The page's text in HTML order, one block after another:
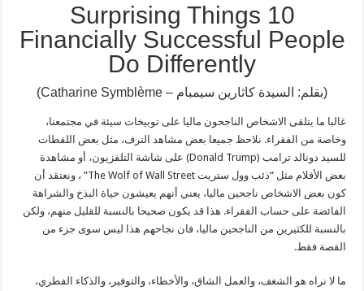
10 Surprising Things
Financially Successful People
Do Differently
(بقلم: السيدة كاثارين سيمبام – Catharine Symblème)
غالبا ما يتلقى الاشخاص الناجحون ماليا على توبيخات سيئة في مجتمعنا،
وخاصة من الفقراء. نلاحظ جميعا بعض مشاهد الترف، مثل بعض اللقطات
للسيد دونالد ترامب (Donald Trump) على شاشة التلفزيون، أو مشاهدة
بعض الأفلام مثل “ذئب وول ستريت The Wolf of Wall Street” ، ونعتقد أن
كون بعض الاشخاص ناجحين ماليا، يعني أنهم يعيشون حياة البذخ والشراهة
الفائضة على حساب الفقراء. هذا قد يكون صحيحا بالنسبة للقليل منهم، ولكن
بالنسبة للكثيرين من الناجحين ماليا، فان نجاحهم هذا ليس سوى جزء من
القصة فقط.
ما لا نراه هو الشغف، والعمل الشاق، والأخطاء، والتوفير، والذكاء الفطري،